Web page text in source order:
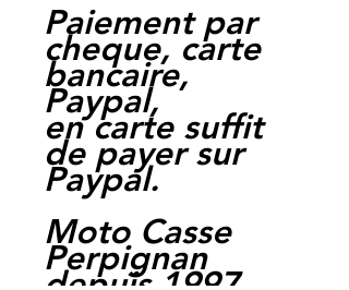
Paiement par
cheque, carte
bancaire,
Paypal,
en carte suffit
de payer sur
Paypal.
Moto Casse
Perpignan